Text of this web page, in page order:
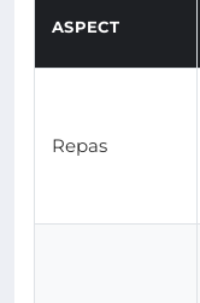
ASPECT
Repas